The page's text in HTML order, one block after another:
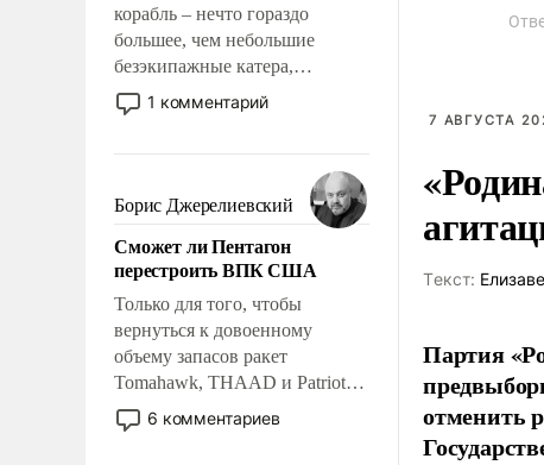
корабль – нечто гораздо
большее, чем небольшие
безэкипажные катера,
применение которых уже
стало обыденностью. Задача по
сложна и амбициозна. Однако
и ее реализация радикально
поднимет наши боевые
возможности.
1 комментарий
Борис Джерелиевский
Сможет ли Пентагон
перестроить ВПК США
Только для того, чтобы
вернуться к довоенному
объему запасов ракет
Tomahawk, THAAD и Patriot
США потребуется более трех
лет. Даже небольшая война с
6 комментариев
7 АВГУСТА
Tекст:
Партия
отменить